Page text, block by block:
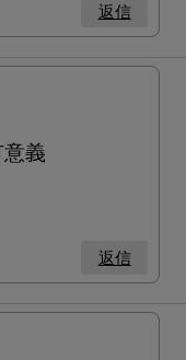
返信
義
返信